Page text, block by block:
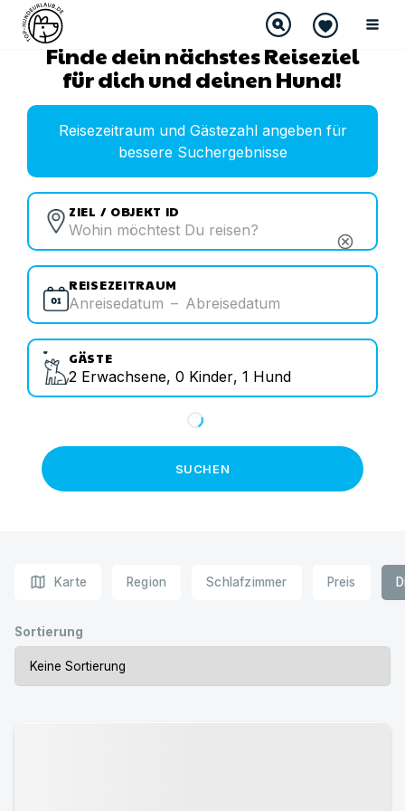
Finde dein nächstes Reiseziel
für dich und deinen Hund!
Reisezeitraum und Gästezahl angeben für
bessere Suchergebnisse
ZIEL / OBJEKT ID
cancel
REISEZEITRAUM
Anreisedatum – Abreisedatum
GÄSTE
2 Erwachsene, 0 Kinder, 1 Hund
SUCHEN
map Karte Region Schlafzimmer Preis
Sortierung